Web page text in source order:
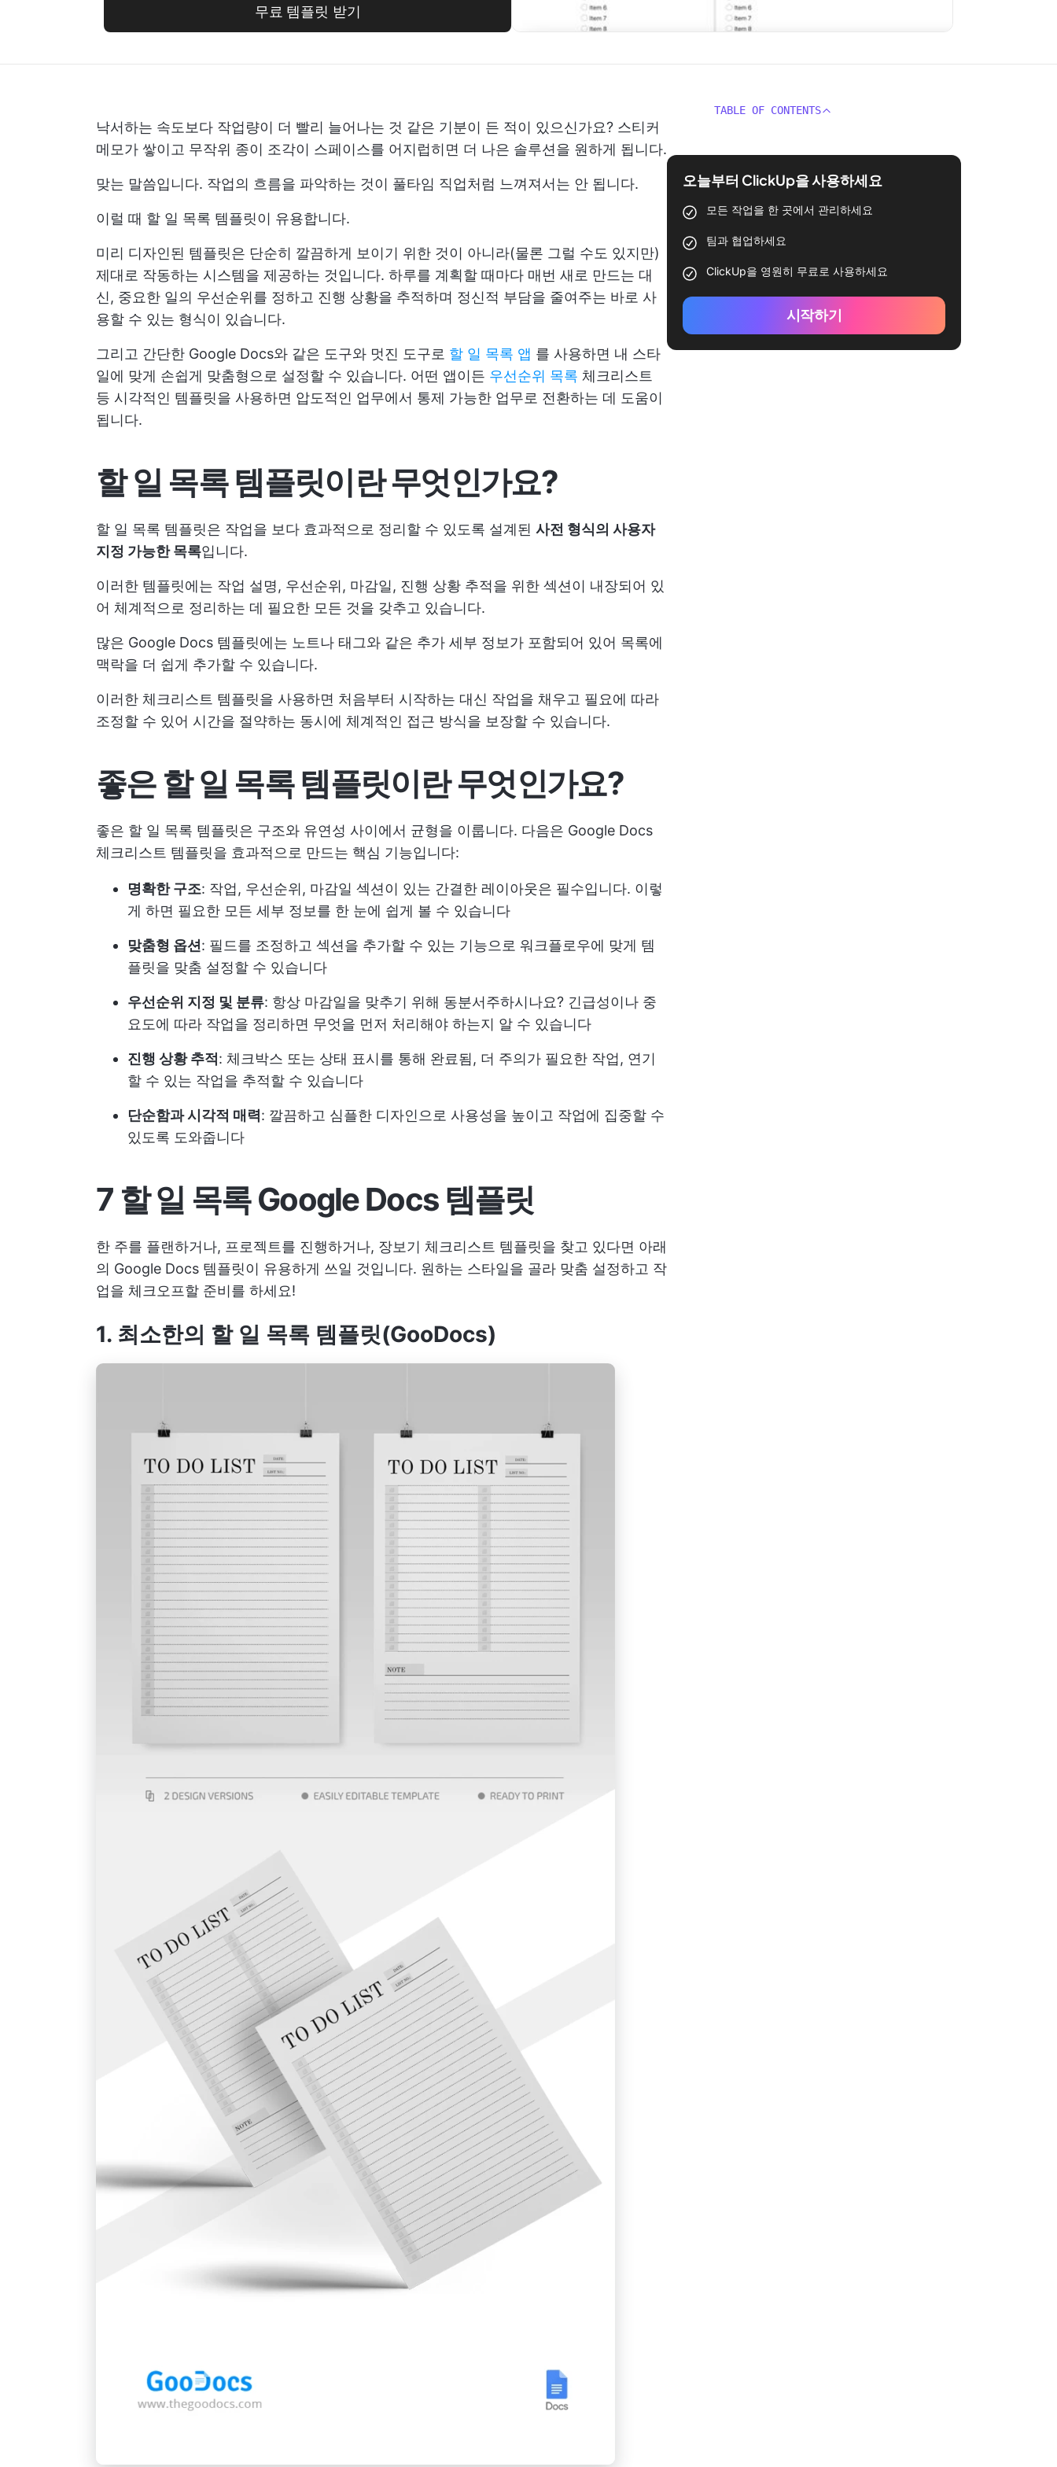
무료 템플릿 받기
낙서하는 속도보다 작업량이 더 빨리 늘어나는 것 같은 기분이 든 적이 있으신가요? 스티커
메모가 쌓이고 무작위 종이 조각이 스페이스를 어지럽히면 더 나은 솔루션을 원하게 됩니다.
맞는 말씀입니다. 작업의 흐름을 파악하는 것이 풀타임 직업처럼 느껴져서는 안 됩니다.
이럴 때 할 일 목록 템플릿이 유용합니다.
미리 디자인된 템플릿은 단순히 깔끔하게 보이기 위한 것이 아니라(물론 그럴 수도 있지만)
제대로 작동하는 시스템을 제공하는 것입니다. 하루를 계획할 때마다 매번 새로 만드는 대
신, 중요한 일의 우선순위를 정하고 진행 상황을 추적하며 정신적 부담을 줄여주는 바로 사
용할 수 있는 형식이 있습니다.
그리고 간단한 Google Docs와 같은 도구와 멋진 도구로 할 일 목록 앱 를 사용하면 내 스타
일에 맞게 손쉽게 맞춤형으로 설정할 수 있습니다. 어떤 앱이든 우선순위 목록 체크리스트
등 시각적인 템플릿을 사용하면 압도적인 업무에서 통제 가능한 업무로 전환하는 데 도움이
됩니다.
할 일 목록 템플릿이란 무엇인가요?
할 일 목록 템플릿은 작업을 보다 효과적으로 정리할 수 있도록 설계된 사전 형식의 사용자
지정 가능한 목록입니다.
이러한 템플릿에는 작업 설명, 우선순위, 마감일, 진행 상황 추적을 위한 섹션이 내장되어 있
어 체계적으로 정리하는 데 필요한 모든 것을 갖추고 있습니다.
많은 Google Docs 템플릿에는 노트나 태그와 같은 추가 세부 정보가 포함되어 있어 목록에
맥락을 더 쉽게 추가할 수 있습니다.
이러한 체크리스트 템플릿을 사용하면 처음부터 시작하는 대신 작업을 채우고 필요에 따라
조정할 수 있어 시간을 절약하는 동시에 체계적인 접근 방식을 보장할 수 있습니다.
좋은 할 일 목록 템플릿이란 무엇인가요?
좋은 할 일 목록 템플릿은 구조와 유연성 사이에서 균형을 이룹니다. 다음은 Google Docs
체크리스트 템플릿을 효과적으로 만드는 핵심 기능입니다:
명확한 구조: 작업, 우선순위, 마감일 섹션이 있는 간결한 레이아웃은 필수입니다. 이렇
게 하면 필요한 모든 세부 정보를 한 눈에 쉽게 볼 수 있습니다
맞춤형 옵션 : 필드를 조정하고 섹션을 추가할 수 있는 기능으로 워크플로우에 맞게 템
플릿을 맞춤 설정할 수 있습니다
우선순위 지정 및 분류: 항상 마감일을 맞추기 위해 동분서주하시나요? 긴급성이나 중
요도에 따라 작업을 정리하면 무엇을 먼저 처리해야 하는지 알 수 있습니다
진행 상황 추적 : 체크박스 또는 상태 표시를 통해 완료됨, 더 주의가 필요한 작업, 연기
할 수 있는 작업을 추적할 수 있습니다
단순함과 시각적 매력 : 깔끔하고 심플한 디자인으로 사용성을 높이고 작업에 집중할 수
있도록 도와줍니다
7 할 일 목록 Google Docs 템플릿
한 주를 플랜하거나, 프로젝트를 진행하거나, 장보기 체크리스트 템플릿을 찾고 있다면 아래
의 Google Docs 템플릿이 유용하게 쓰일 것입니다. 원하는 스타일을 골라 맞춤 설정하고 작
업을 체크오프할 준비를 하세요!
1. 최소한의 할 일 목록 템플릿(GooDocs)
TABLE OF CONTENTS
오늘부터 ClickUp을 사용하세요
모든 작업을 한 곳에서 관리하세요
팀과 협업하세요
ClickUp을 영원히 무료로 사용하세요
시작하기